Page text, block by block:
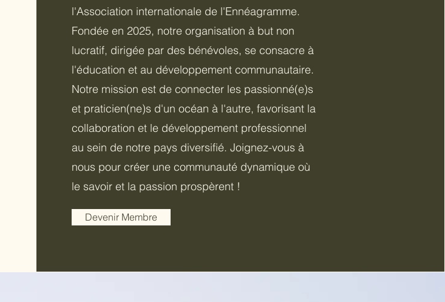
l'Association internationale de l'Ennéagramme.
Fondée en 2025, notre organisation à but non
lucratif, dirigée par des bénévoles, se consacre à
l'éducation et au développement communautaire.
Notre mission est de connecter les passionné(e)s
et praticien(ne)s d'un océan à l'autre, favorisant la
collaboration et le développement professionnel
au sein de notre pays diversifié. Joignez-vous à
nous pour créer une communauté dynamique où
le savoir et la passion prospèrent !
Devenir Membre